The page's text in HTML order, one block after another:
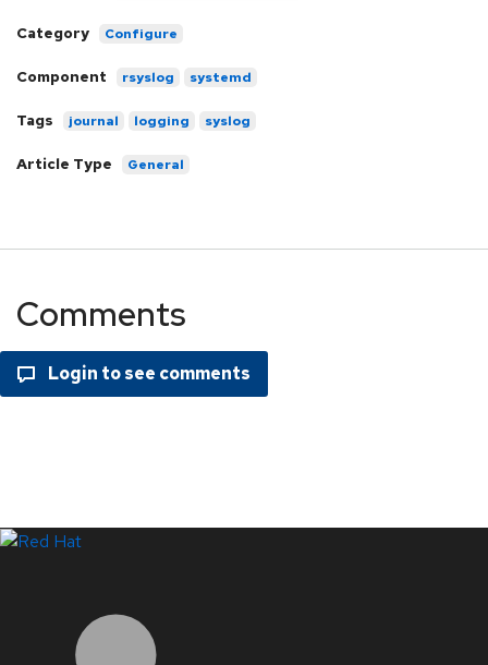
Category Configure
Component rsyslog systemd
Tags journal logging syslog
Article Type General
Comments